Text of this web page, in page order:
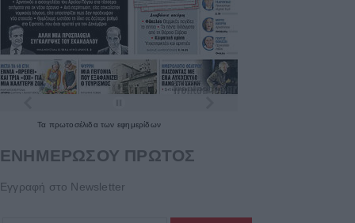
Τα πρωτοσέλιδατων εφημερίδων
ΕΝΗΜΕΡΩΣΟΥ ΠΡΩΤΟΣ
Εγγραφή στο Newsletter